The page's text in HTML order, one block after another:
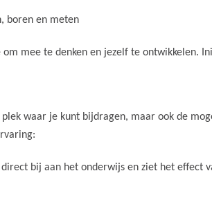
boren en meten
mee te denken en jezelf te ontwikkelen.
waar je kunt bijdragen, maar ook de
bij aan het onderwijs en ziet het effect